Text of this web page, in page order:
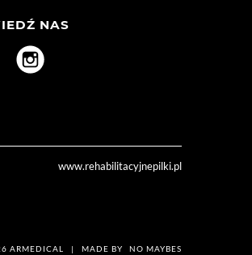
NAS
www.rehabilitacyjnepilki.pl
ARMEDICAL | MADE BY NO MAYBES